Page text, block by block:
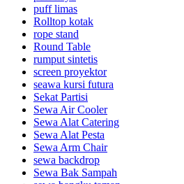
puff limas
Rolltop kotak
rope stand
Round Table
rumput sintetis
screen proyektor
seawa kursi futura
Sekat Partisi
Sewa Air Cooler
Sewa Alat Catering
Sewa Alat Pesta
Sewa Arm Chair
sewa backdrop
Sewa Bak Sampah